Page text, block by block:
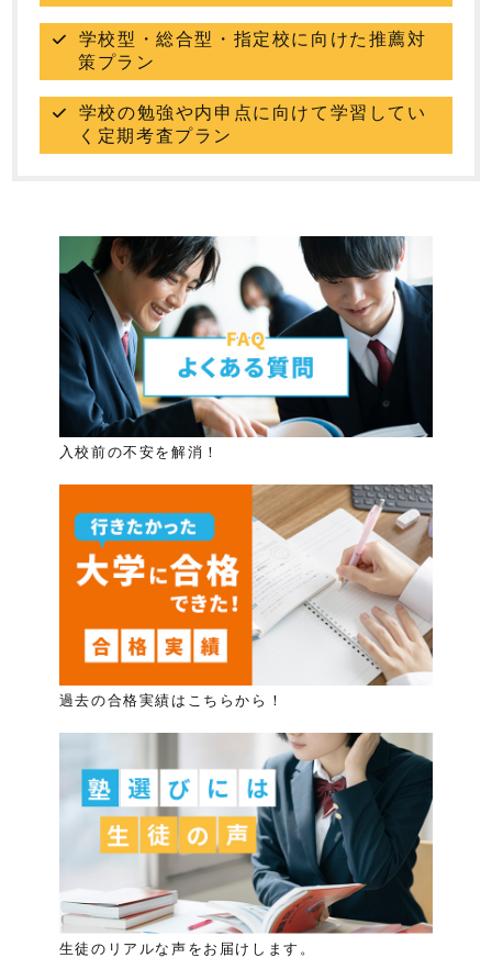
学校型・総合型・指定校に向けた推薦対
策プラン
学校の勉強や内申点に向けて学習してい
く定期考査プラン
入校前の不安を解消！
過去の合格実績はこちらから！
生徒のリアルな声をお届けします。